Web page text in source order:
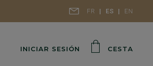
FR ES EN
INICIAR SESIÓN CESTA